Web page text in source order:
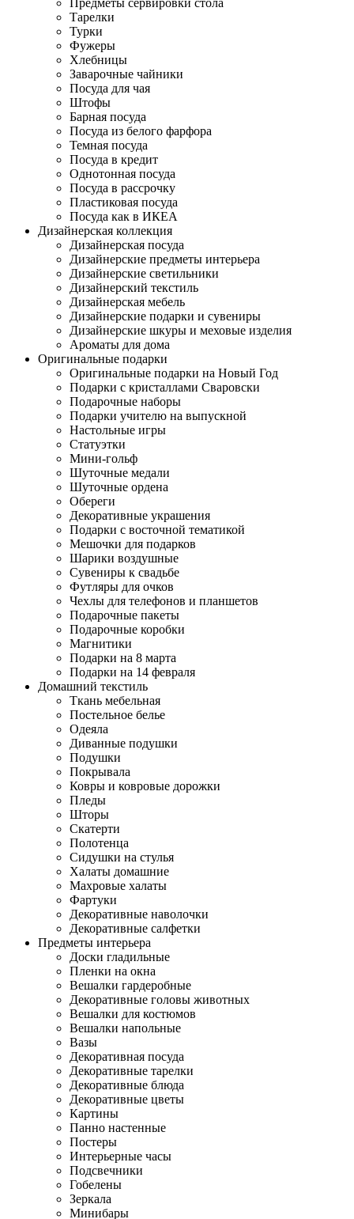
Предметы сервировки стола
Тарелки
Турки
Фужеры
Хлебницы
Заварочные чайники
Посуда для чая
Штофы
Барная посуда
Посуда из белого фарфора
Темная посуда
Посуда в кредит
Однотонная посуда
Посуда в рассрочку
Пластиковая посуда
Посуда как в ИКЕА
Дизайнерская коллекция
Дизайнерская посуда
Дизайнерские предметы интерьера
Дизайнерские светильники
Дизайнерский текстиль
Дизайнерская мебель
Дизайнерские подарки и сувениры
Дизайнерские шкуры и меховые изделия
Ароматы для дома
Оригинальные подарки
Оригинальные подарки на Новый Год
Подарки с кристаллами Сваровски
Подарочные наборы
Подарки учителю на выпускной
Настольные игры
Статуэтки
Мини-гольф
Шуточные медали
Шуточные ордена
Обереги
Декоративные украшения
Подарки с восточной тематикой
Мешочки для подарков
Шарики воздушные
Сувениры к свадьбе
Футляры для очков
Чехлы для телефонов и планшетов
Подарочные пакеты
Подарочные коробки
Магнитики
Подарки на 8 марта
Подарки на 14 февраля
Домашний текстиль
Ткань мебельная
Постельное белье
Одеяла
Диванные подушки
Подушки
Покрывала
Ковры и ковровые дорожки
Пледы
Шторы
Скатерти
Полотенца
Сидушки на стулья
Халаты домашние
Махровые халаты
Фартуки
Декоративные наволочки
Декоративные салфетки
Предметы интерьера
Доски гладильные
Пленки на окна
Вешалки гардеробные
Декоративные головы животных
Вешалки для костюмов
Вешалки напольные
Вазы
Декоративная посуда
Декоративные тарелки
Декоративные блюда
Декоративные цветы
Картины
Панно настенные
Постеры
Интерьерные часы
Подсвечники
Гобелены
Зеркала
Минибары